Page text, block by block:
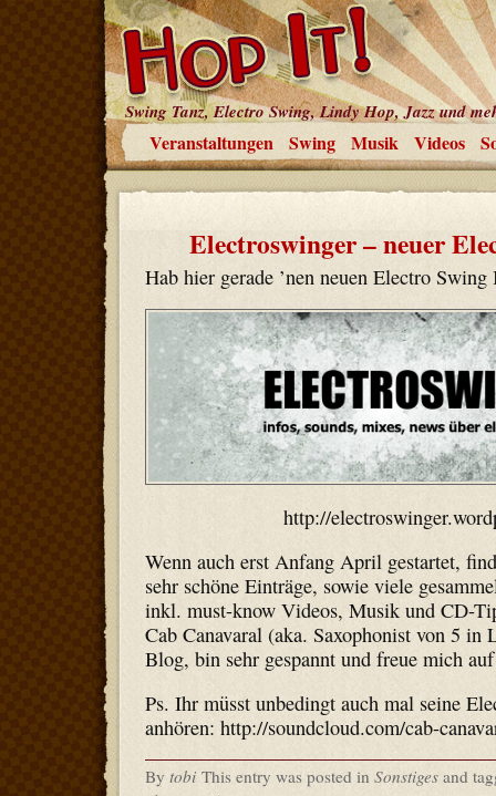
Swing Tanz, Electro Swing, Lindy Hop, Jazz und
Veranstaltungen Swing Musik Videos
Electroswinger – neuer
Hab hier gerade ’nen neuen Electro
http://
Wenn auch erst Anfang April gestartet,
sehr schöne Einträge, sowie viele
inkl. must-know Videos, Musik und CD-
Cab Canavaral (aka. Saxophonist von 5 in
Blog, bin sehr gespannt und freue mich
Ps. Ihr müsst unbedingt auch mal seine
anhören: http://soundcloud.com/cab-
By tobi This entry was posted in Sonstigesand